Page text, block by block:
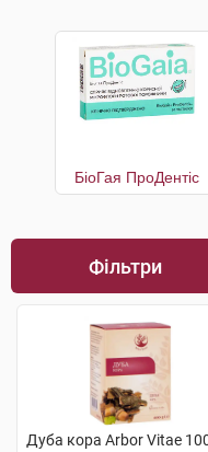
БіоГая ПроДентіс
Фільтри
Дуба кора Arbor Vitae